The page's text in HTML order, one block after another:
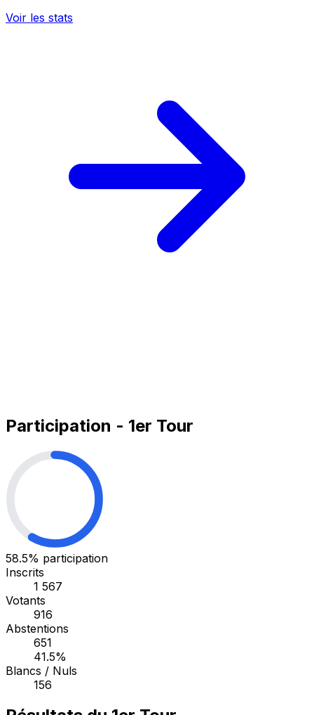
Voir les stats
Participation - 1er Tour
58.5% participation
Inscrits
1 567
Votants
916
Abstentions
651
41.5%
Blancs / Nuls
156